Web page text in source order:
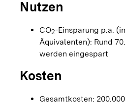
Nutzen
CO2-Einsparung p.a.
Äquivalenten): Rund
werden eingespart
Kosten
Gesamtkosten: